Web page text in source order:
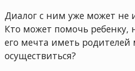
Диалог с ним уже может не
Кто может помочь ребенку,
его мечта иметь родителей
осуществиться?